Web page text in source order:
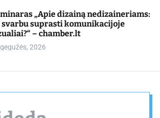
„Apie dizainą nedizaineriams:
svarbu suprasti komunikacijoje
– chamber.lt
2026